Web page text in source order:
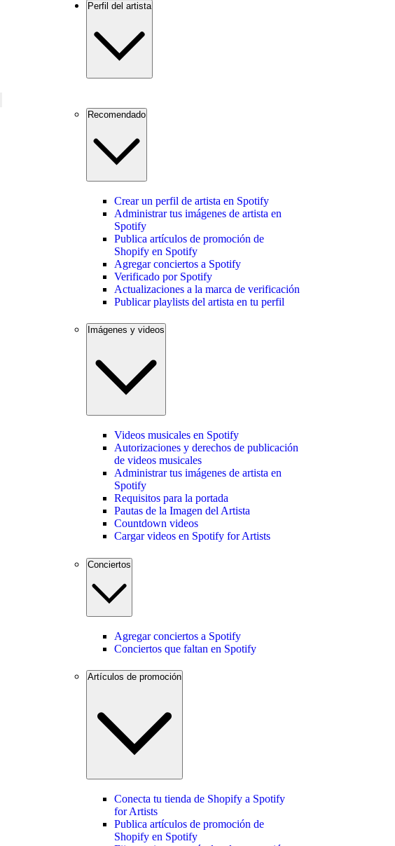
Perfil del artista
Recomendado
Crear un perfil de artista en Spotify
Administrar tus imágenes de artista en
Spotify
Publica artículos de promoción de
Shopify en Spotify
Agregar conciertos a Spotify
Verificado por Spotify
Actualizaciones a la marca de verificación
Publicar playlists del artista en tu perfil
Imágenes y videos
Videos musicales en Spotify
Autorizaciones y derechos de publicación
de videos musicales
Administrar tus imágenes de artista en
Spotify
Requisitos para la portada
Pautas de la Imagen del Artista
Countdown videos
Cargar videos en Spotify for Artists
Conciertos
Agregar conciertos a Spotify
Conciertos que faltan en Spotify
Artículos de promoción
Conecta tu tienda de Shopify a Spotify
for Artists
Publica artículos de promoción de
Shopify en Spotify